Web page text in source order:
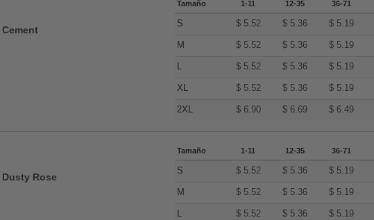
Cement
Tamaño 1-11 12-35 36-71
S $ 5.52 $ 5.36 $ 5.19
M $ 5.52 $ 5.36 $ 5.19
L $ 5.52 $ 5.36 $ 5.19
XL $ 5.52 $ 5.36 $ 5.19
2XL $ 6.90 $ 6.69 $ 6.49
Dusty Rose
Tamaño 1-11 12-35 36-71
S $ 5.52 $ 5.36 $ 5.19
M $ 5.52 $ 5.36 $ 5.19
L $ 5.52 $ 5.36 $ 5.19